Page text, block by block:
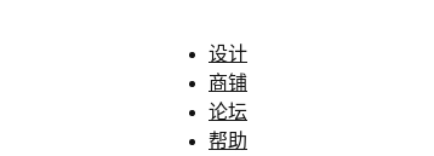
设计
商铺
论坛
帮助